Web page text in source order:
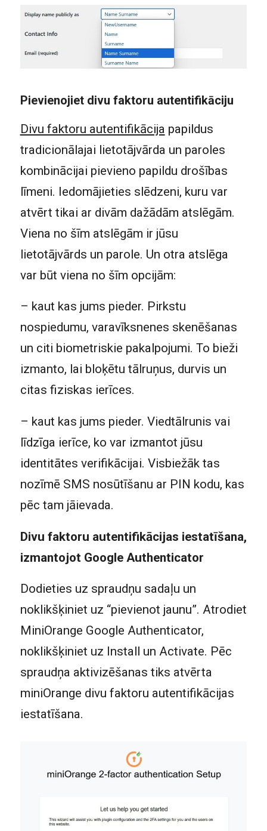
Pievienojiet divu faktoru autentifikāciju
Divu faktoru autentifikācija papildus
tradicionālajai lietotājvārda un paroles
kombinācijai pievieno papildu drošības
līmeni. Iedomājieties slēdzeni, kuru var
atvērt tikai ar divām dažādām atslēgām.
Viena no šīm atslēgām ir jūsu
lietotājvārds un parole. Un otra atslēga
var būt viena no šīm opcijām:
– kaut kas jums pieder. Pirkstu
nospiedumu, varavīksnenes skenēšanas
un citi biometriskie pakalpojumi. To bieži
izmanto, lai bloķētu tālruņus, durvis un
citas fiziskas ierīces.
– kaut kas jums pieder. Viedtālrunis vai
līdzīga ierīce, ko var izmantot jūsu
identitātes verifikācijai. Visbiežāk tas
nozīmē SMS nosūtīšanu ar PIN kodu, kas
pēc tam jāievada.
Divu faktoru autentifikācijas iestatīšana,
izmantojot Google Authenticator
Dodieties uz spraudņu sadaļu un
noklikšķiniet uz “pievienot jaunu”. Atrodiet
MiniOrange Google Authenticator,
noklikšķiniet uz Install un Activate. Pēc
spraudņa aktivizēšanas tiks atvērta
miniOrange divu faktoru autentifikācijas
iestatīšana.